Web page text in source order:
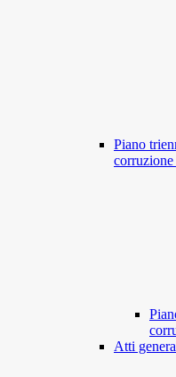
Piano
corruzione
Atti